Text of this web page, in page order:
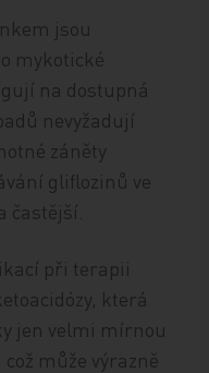
jsou
mykotické
na dostupná
nevyžadují
záněty
gliflozinů ve
častější.
při terapii
která
jen velmi mírnou
může výrazně